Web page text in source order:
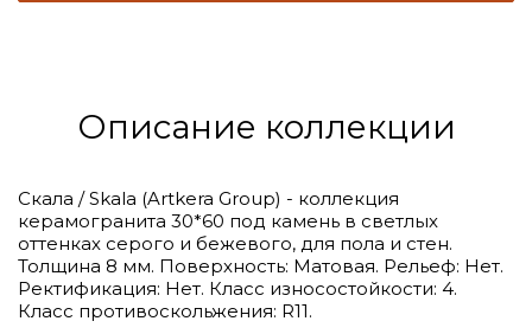
Описание коллекции
Скала / Skala (Artkera Group) - коллекция
керамогранита 30*60 под камень в светлых
оттенках серого и бежевого, для пола и стен.
Толщина 8 мм. Поверхность: Матовая. Рельеф: Нет.
Ректификация: Нет. Класс износостойкости: 4.
Класс противоскольжения: R11.